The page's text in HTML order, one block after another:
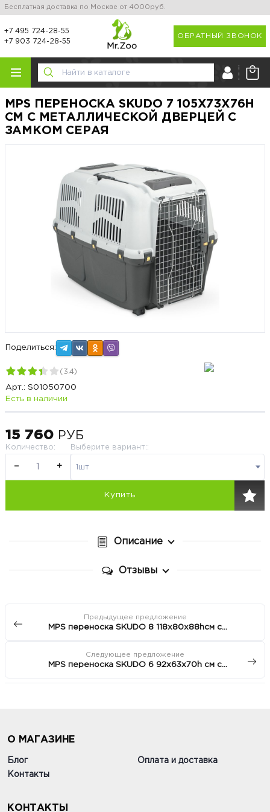
Бесплатная доставка по Москве от 4000руб.
+7 495 724-28-55
+7 903 724-28-55
ОБРАТНЫЙ ЗВОНОК
MPS ПЕРЕНОСКА SKUDO 7 105Х73Х76H
СМ С МЕТАЛЛИЧЕСКОЙ ДВЕРЦЕЙ С
ЗАМКОМ СЕРАЯ
Поделиться:
( 3.4)
Арт.: S01050700
Есть в наличии
15 760 РУБ
Количество:
− +
Выберите вариант::
1шт
Купить
Описание
Отзывы
Предыдущее предложение
MPS переноска SKUDO 8 118х80x88hсм с
Следующее предложение
MPS переноска SKUDO 6 92х63х70h см с
О МАГАЗИНЕ
Блог
Оплата и доставка
Контакты
КОНТАКТЫ